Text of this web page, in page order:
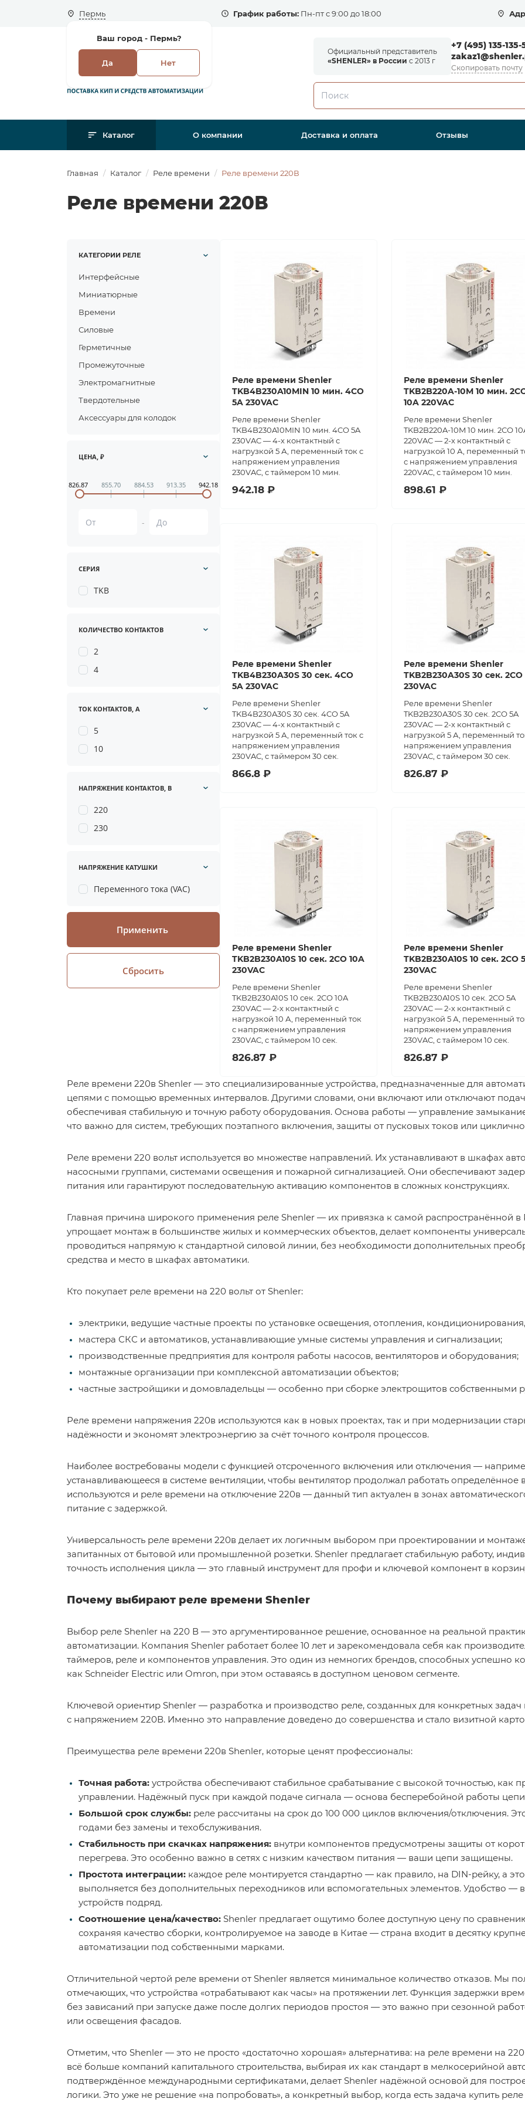
Пермь
Ваш город - Пермь?
Да Нет
График работы: Пн-пт с 9:00 до 18:00
Официальный представитель
«SHENLER» в России с 2013 г
+7 (495) 135-135-
Скопировать почту
Каталог О компании Доставка и оплата Отзывы
Главная Каталог Реле времени Реле времени 220В
Реле времени 220В
КАТЕГОРИИ РЕЛЕ
Интерфейсные
Миниатюрные
Времени
Силовые
Герметичные
Промежуточные
Электромагнитные
Твердотельные
Аксессуары для колодок
ЦЕНА, ₽
826.87 855.70 884.53 913.35 942.18
СЕРИЯ
TKB
КОЛИЧЕСТВО КОНТАКТОВ
2
4
ТОК КОНТАКТОВ, А
5
10
НАПРЯЖЕНИЕ КОНТАКТОВ, В
220
230
НАПРЯЖЕНИЕ КАТУШКИ
Переменного тока (VAC)
Применить
Сбросить
Реле времени Shenler
TKB4B230A10MIN 10 мин. 4CO
5A 230VAC
Реле времени Shenler
TKB4B230A10MIN 10 мин. 4CO 5A
230VAC — 4-х контактный с
нагрузкой 5 А, переменный ток с
напряжением управления
230VAC, с таймером 10 мин.
942.18 ₽
Реле времени Shenler
TKB2B220A-10M 10 мин.
10A 220VAC
Реле времени Shenler
TKB2B220A-10M 10 мин. 2СО
220VAC — 2-х контактный с
нагрузкой 10 А, переменный
с напряжением управления
220VAC, с таймером 10 мин.
898.61 ₽
Реле времени Shenler
TKB4B230A30S 30 сек. 4CO
5A 230VAC
Реле времени Shenler
TKB4B230A30S 30 сек. 4CO 5A
230VAC — 4-х контактный с
нагрузкой 5 А, переменный ток с
напряжением управления
230VAC, с таймером 30 сек.
866.8 ₽
Реле времени Shenler
TKB2B230A30S 30 сек. 2СО
230VAC
Реле времени Shenler
TKB2B230A30S 30 сек. 2СО 5A
230VAC — 2-х контактный с
нагрузкой 5 А, переменный
напряжением управления
230VAC, с таймером 30 сек.
826.87 ₽
Реле времени Shenler
TKB2B230A10S 10 сек. 2СО 10A
230VAC
Реле времени Shenler
TKB2B230A10S 10 сек. 2СО 10A
230VAC — 2-х контактный с
нагрузкой 10 А, переменный ток
с напряжением управления
230VAC, с таймером 10 сек.
826.87 ₽
Реле времени Shenler
TKB2B230A10S 10 сек. 2CO
230VAC
Реле времени Shenler
TKB2B230A10S 10 сек. 2CO 5A
230VAC — 2-х контактный с
нагрузкой 5 А, переменный
напряжением управления
230VAC, с таймером 10 сек.
826.87 ₽
Реле времени 220в Shenler — это специализированные устройства, предназначенные для
цепями с помощью временных интервалов. Другими словами, они включают или отключают
обеспечивая стабильную и точную работу оборудования. Основа работы — управление
что важно для систем, требующих поэтапного включения, защиты от пусковых токов или
Реле времени 220 вольт используется во множестве направлений. Их устанавливают в шкафах
насосными группами, системами освещения и пожарной сигнализацией. Они обеспечивают
питания или гарантируют последовательную активацию компонентов в сложных конструкциях.
Главная причина широкого применения реле Shenler — их привязка к самой распространённой
упрощает монтаж в большинстве жилых и коммерческих объектов, делает компоненты
проводиться напрямую к стандартной силовой линии, без необходимости дополнительных
средства и место в шкафах автоматики.
Кто покупает реле времени на 220 вольт от Shenler:
электрики, ведущие частные проекты по установке освещения, отопления,
мастера СКС и автоматиков, устанавливающие умные системы управления и сигнализации;
производственные предприятия для контроля работы насосов, вентиляторов и оборудования;
монтажные организации при комплексной автоматизации объектов;
частные застройщики и домовладельцы — особенно при сборке электрощитов собственными
Реле времени напряжения 220в используются как в новых проектах, так и при модернизации
надёжности и экономят электроэнергию за счёт точного контроля процессов.
Наиболее востребованы модели с функцией отсроченного включения или отключения —
устанавливающееся в системе вентиляции, чтобы вентилятор продолжал работать
используются и реле времени на отключение 220в — данный тип актуален в зонах
питание с задержкой.
Универсальность реле времени 220в делает их логичным выбором при проектировании и
запитанных от бытовой или промышленной розетки. Shenler предлагает стабильную работу,
точность исполнения цикла — это главный инструмент для профи и ключевой компонент в
Почему выбирают реле времени Shenler
Выбор реле Shenler на 220 В — это аргументированное решение, основанное на реальной
автоматизации. Компания Shenler работает более 10 лет и зарекомендовала себя как
таймеров, реле и компонентов управления. Это один из немногих брендов, способных успешно
как Schneider Electric или Omron, при этом оставаясь в доступном ценовом сегменте.
Ключевой ориентир Shenler — разработка и производство реле, созданных для конкретных
с напряжением 220В. Именно это направление доведено до совершенства и стало визитной
Преимущества реле времени 220в Shenler, которые ценят профессионалы:
Точная работа: устройства обеспечивают стабильное срабатывание с высокой точностью,
управлении. Надёжный пуск при каждой подаче сигнала — основа бесперебойной работы
Большой срок службы: реле рассчитаны на срок до 100 000 циклов включения/отключения.
годами без замены и техобслуживания.
Стабильность при скачках напряжения: внутри компонентов предусмотрены защиты от
перегрева. Это особенно важно в сетях с низким качеством питания — ваши цепи защищены.
Простота интеграции: каждое реле монтируется стандартно — как правило, на DIN-рейку, а
выполняется без дополнительных переходников или вспомогательных элементов. Удобство —
устройств подряд.
Соотношение цена/качество: Shenler предлагает ощутимо более доступную цену по
сохраняя качество сборки, контролируемое на заводе в Китае — страна входит в десятку
автоматизации под собственными марками.
Отличительной чертой реле времени от Shenler является минимальное количество отказов. Мы
отмечающих, что устройства «отрабатывают как часы» на протяжении лет. Функция задержки
без зависаний при запуске даже после долгих периодов простоя — это важно при сезонной
или освещения фасадов.
Отметим, что Shenler — это не просто «достаточно хорошая» альтернатива: на реле времени на
всё больше компаний капитального строительства, выбирая их как стандарт в мелкосерийной
подтверждённое международными сертификатами, делает Shenler надёжной основой для
логики. Это уже не решение «на попробовать», а конкретный выбор, когда есть задача купить